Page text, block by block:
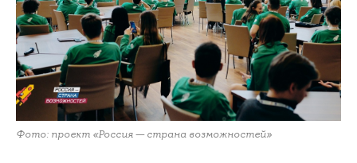
Фото: проект «Россия — страна возможностей»